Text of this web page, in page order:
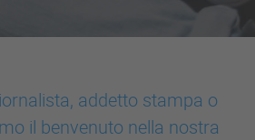
addetto stampa o
il benvenuto nella nostra